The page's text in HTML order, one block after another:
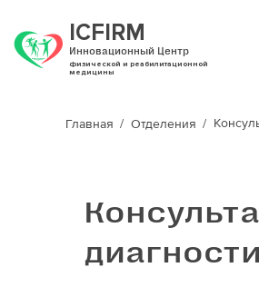
ICFIRM
Инновационный Центр
физической и реабилитационной
медицины
Главная Отделения